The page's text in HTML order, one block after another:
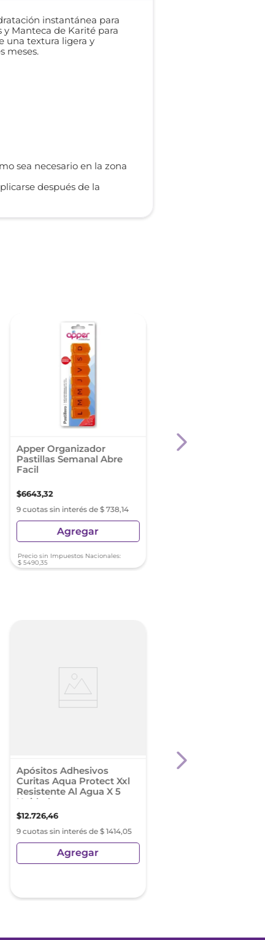
instantánea para
Manteca de Karité para
una textura ligera y
meses.
sea necesario en la zona
después de la
Apper Organizador
Pastillas Semanal Abre
Facil
$6643,32
9 cuotas sin interés de $ 738,14
Agregar
Precio sin Impuestos Nacionales:
$ 5490,35
Apper Pastillero
Apósitos Adhesivos
Curitas Aqua Protect Xxl
Resistente Al Agua X 5
Unidades
$12.726,46
9 cuotas sin interés de $ 1414,05
Agregar
Spray Para Heridas
Rápido Y Sin Dolor